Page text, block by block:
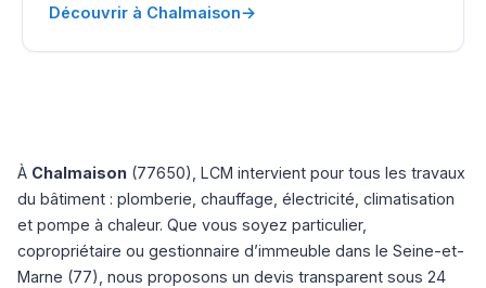
Découvrir à Chalmaison→
À Chalmaison (77650), LCM intervient pour tous les travaux
du bâtiment : plomberie, chauffage, électricité, climatisation
et pompe à chaleur. Que vous soyez particulier,
copropriétaire ou gestionnaire d’immeuble dans le Seine-et-
Marne (77), nous proposons un devis transparent sous 24